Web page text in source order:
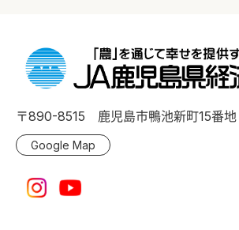
〒890-8515 鹿児島市鴨池新町15番地
Google Map